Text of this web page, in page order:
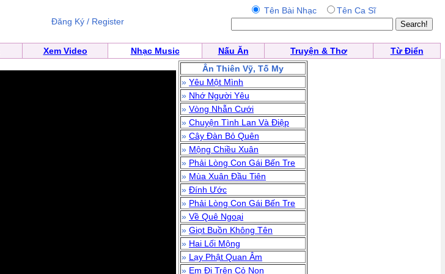
Đăng Ký / Register
Tên Bài Nhạc Tên Ca Sĩ
Xem Video Nhạc Music Nấu Ăn Truyện & Thơ
Từ Điển
Ân Thiên Vỹ, Tố My
» Yêu Một Mình
» Nhớ Người Yêu
» Vòng Nhẫn Cưới
» Chuyện Tình Lan Và Điệp
» Cây Đàn Bỏ Quên
» Mộng Chiều Xuân
» Phải Lòng Con Gái Bến Tre
» Mùa Xuân Đầu Tiên
» Đính Ước
» Phải Lòng Con Gái Bến Tre
» Về Quê Ngoại
» Giọt Buồn Không Tên
» Hai Lối Mộng
» Lạy Phật Quan Âm
» Em Đi Trên Cỏ Non